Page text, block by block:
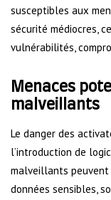
susceptibles aux
sécurité médiocres,
vulnérabilités,
Menaces
malveillants
Le danger des
l’introduction de
malveillants peuvent
données sensibles,